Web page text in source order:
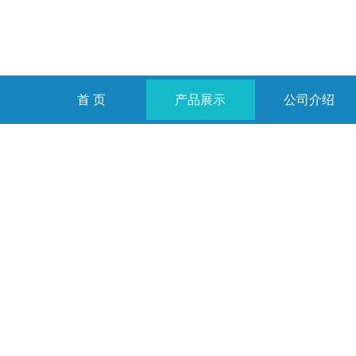
首 页 产品展示 公司介绍